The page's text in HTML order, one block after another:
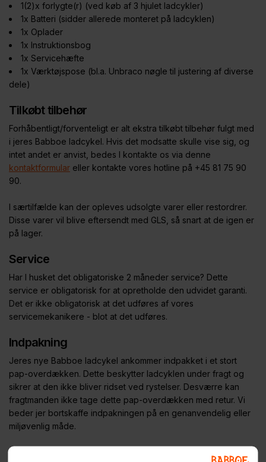
1(2)x forlygte(r) (ved køb af 3 hjulet ladcykler)
1x Batteri (sidder allerede monteret på ladcyklen)
1x Oplader
1x Instruktionsbog
1x Servicehæfte
1x Værktøjspose (bl.a. Unbraco nøgle til justering af diverse
dele)
Tilkøbt tilbehør
Forhåbentligt/forventeligt er alt ekstra tilkøbt tilbehør fulgt med
i jeres Babboe ladcykel. Hvis det modsatte skulle vise sig, og
intet andet er anvist, bedes I kontakte os via denne
kontaktformular eller kontakte vores hotline på +45 81 75 90
90.
I særtilfælde kan der opleves udsolgte varer eller restordrer.
Disse varer vil blive eftersendt med GLS, så snart at de igen er
på lager.
Service
Har I husket det obligatoriske 2 måneder service? Dette
service er obligatorisk for at opretholde den udvidet garanti.
Det er ikke obligatorisk at det udføres af vores
servicemekanikere - blot at det udføres.
Indpakning
Jeres nye Babboe ladcykel ankommer indpakket i et stort
pap-overdækken. Dette beskytter ladcyklen under fragt og
sikrer at den ikke bliver ridset ved rystelser. Desværre kan
fragtmanden ikke tage dette pap-overdækken med retur. Vi
beder jer bortskaffe indpakningen på en genanvendelig eller
miljøvenlig måde.